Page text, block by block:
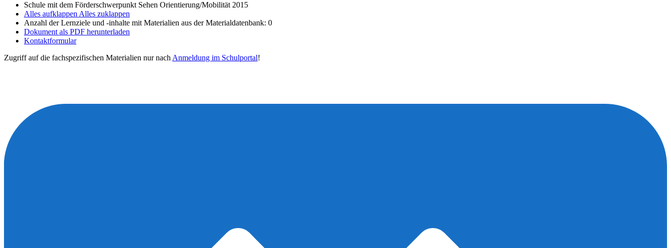
Schule mit dem Förderschwerpunkt Sehen Orientierung/Mobilität 2015
Alles aufklappen Alles zuklappen
Anzahl der Lernziele und -inhalte mit Materialien aus der Materialdatenbank: 0
Dokument als PDF herunterladen
Kontaktformular
Zugriff auf die fachspezifischen Materialien nur nach Anmeldung im Schulportal!